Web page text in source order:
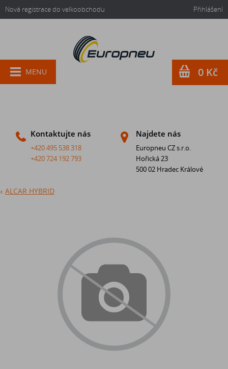
Nová registrace do velkoobchodu Přihlášení
Kontaktujte nás
+420 495 538 318
+420 724 192 793
Najdete nás
Europneu CZ s.r.o.
Hořická 23
500 02 Hradec Králové
MENU 0 Kč
ALCAR HYBRID